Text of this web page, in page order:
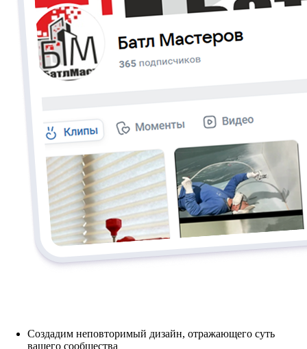
Создадим неповторимый дизайн, отражающего суть
вашего сообщества